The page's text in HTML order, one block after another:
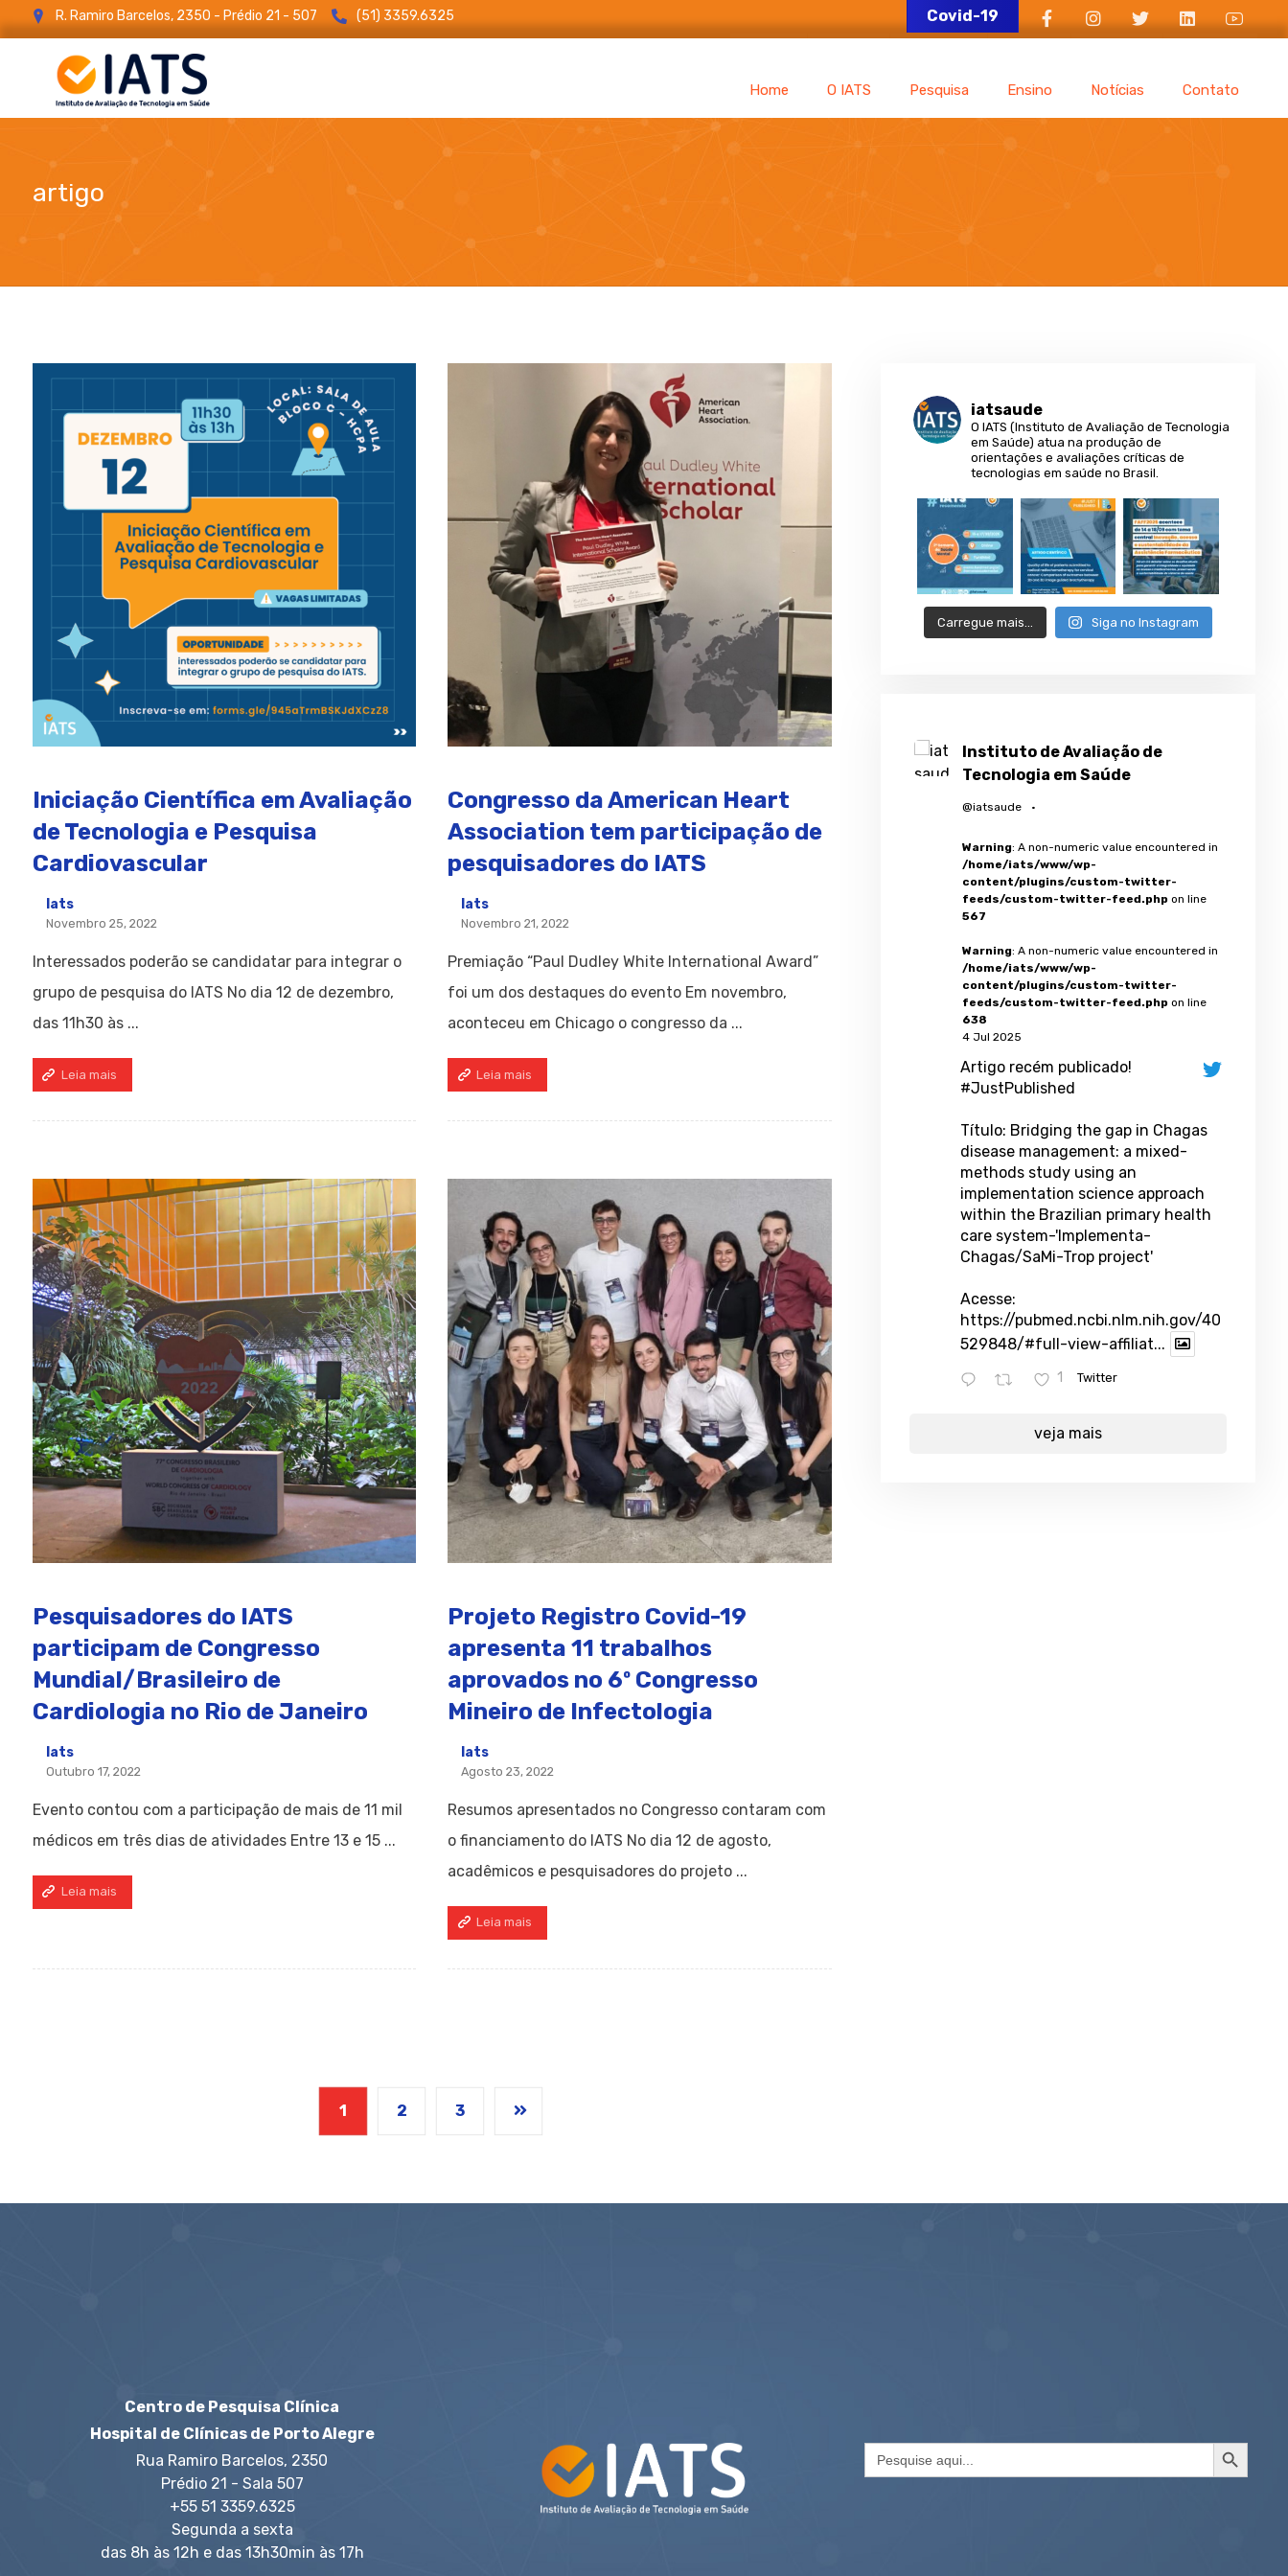
R. Ramiro Barcelos, 2350 - Prédio 21 - 507 (51) 3359.6325 Covid-19
Home O IATS Pesquisa Ensino Notícias Contato
artigo
Iniciação Científica em Avaliação
de Tecnologia e Pesquisa
Cardiovascular
Iats
Novembro 25, 2022
Interessados poderão se candidatar para integrar o
grupo de pesquisa do IATS No dia 12 de dezembro,
das 11h30 às ...
Leia mais
Congresso da American Heart
Association tem participação de
pesquisadores do IATS
Iats
Novembro 21, 2022
Premiação “Paul Dudley White International Award”
foi um dos destaques do evento Em novembro,
aconteceu em Chicago o congresso da ...
Leia mais
Pesquisadores do IATS
participam de Congresso
Mundial/Brasileiro de
Cardiologia no Rio de Janeiro
Iats
Outubro 17, 2022
Evento contou com a participação de mais de 11 mil
médicos em três dias de atividades Entre 13 e 15 ...
Leia mais
Projeto Registro Covid-19
apresenta 11 trabalhos
aprovados no 6º Congresso
Mineiro de Infectologia
Iats
Agosto 23, 2022
Resumos apresentados no Congresso contaram com
o financiamento do IATS No dia 12 de agosto,
acadêmicos e pesquisadores do projeto ...
Leia mais
1 2 3
iatsaude
O IATS (Instituto de Avaliação de Tecnologia
em Saúde) atua na produção de
orientações e avaliações críticas de
tecnologias em saúde no Brasil.
Carregue mais… Siga no Instagram
Instituto de Avaliação de
Tecnologia em Saúde
@iatsaude ·
Warning: A non-numeric value encountered in
/home/iats/www/wp-
content/plugins/custom-twitter-
feeds/custom-twitter-feed.php on line
567
Warning: A non-numeric value encountered in
/home/iats/www/wp-
content/plugins/custom-twitter-
feeds/custom-twitter-feed.php on line
638
4 Jul 2025
Artigo recém publicado!
#JustPublished
Título: Bridging the gap in Chagas
disease management: a mixed-
methods study using an
implementation science approach
within the Brazilian primary health
care system-'Implementa-
Chagas/SaMi-Trop project'
Acesse:
https://pubmed.ncbi.nlm.nih.gov/40
529848/#full-view-affiliat...
1 Twitter
veja mais
Centro de Pesquisa Clínica
Hospital de Clínicas de Porto Alegre
Rua Ramiro Barcelos, 2350
Prédio 21 - Sala 507
+55 51 3359.6325
Segunda a sexta
das 8h às 12h e das 13h30min às 17h
Search
for:
Search Button